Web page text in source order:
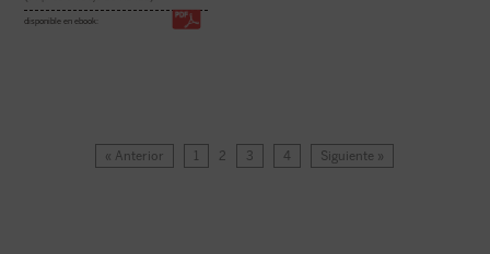
disponible en ebook:
« Anterior 1 2 3 4 Siguiente »